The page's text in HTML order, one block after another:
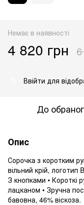
Немає в наявності
4 820 грн
Ввійти для
До
Опис
Сорочка з коротким
вільний крій, логотип
З кнопками • Короткі
лацканом • Зручна
бавовна, 46% віскоза.